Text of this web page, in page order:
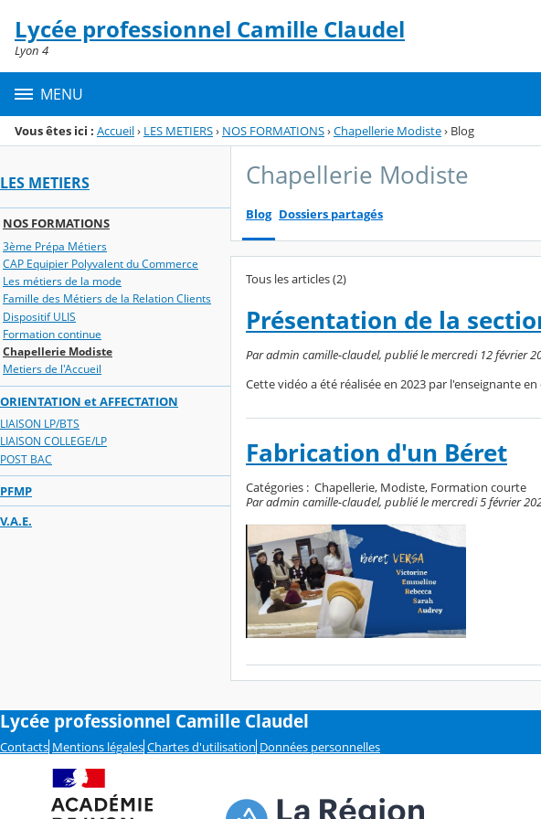
Menu de la rubrique
Contenu
Lycée professionnel Camille Claudel
Lyon 4
MENU
Vous êtes ici : Accueil› LES METIERS› NOS FORMATIONS›Chapellerie Modiste› Blog
LES METIERS
NOS FORMATIONS
3ème Prépa Métiers
CAP Equipier Polyvalent du Commerce
Les métiers de la mode
Famille des Métiers de la Relation Clients
Dispositif ULIS
Formation continue
Chapellerie Modiste
Metiers de l'Accueil
ORIENTATION et AFFECTATION
LIAISON LP/BTS
LIAISON COLLEGE/LP
POST BAC
PFMP
V.A.E.
Chapellerie Modiste
Blog Dossiers partagés
Tous les articles (2)
Présentation de la
Par admin camille-claudel, publié le mercredi 12 février
Cette vidéo a été réalisée en 2023 par l'enseignante
Fabrication d'un Béret
Catégories : Chapellerie, Modiste, Formation courte
Par admin camille-claudel, publié le mercredi 5 février
Lycée professionnel Camille Claudel
Contacts Mentions légales Chartes d'utilisation Données personnelles